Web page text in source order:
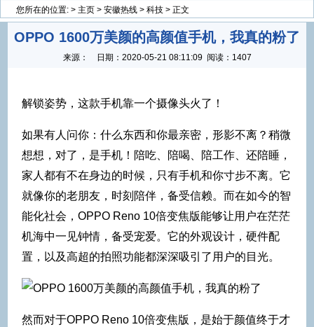
您所在的位置: > 主页 > 安徽热线 > 科技 > 正文
OPPO 1600万美颜的高颜值手机，我真的粉了
来源： 日期： 2020-05-21 08:11:09 阅读：1407
解锁姿势，这款手机靠一个摄像头火了！
如果有人问你：什么东西和你最亲密，形影不离？稍微
想想，对了，是手机！陪吃、陪喝、陪工作、还陪睡，
家人都有不在身边的时候，只有手机和你寸步不离。它
就像你的老朋友，时刻陪伴，备受信赖。而在如今的智
能化社会，OPPO Reno 10倍变焦版能够让用户在茫茫
机海中一见钟情，备受宠爱。它的外观设计，硬件配
置，以及高超的拍照功能都深深吸引了用户的目光。
然而对于OPPO Reno 10倍变焦版，是始于颜值终于才